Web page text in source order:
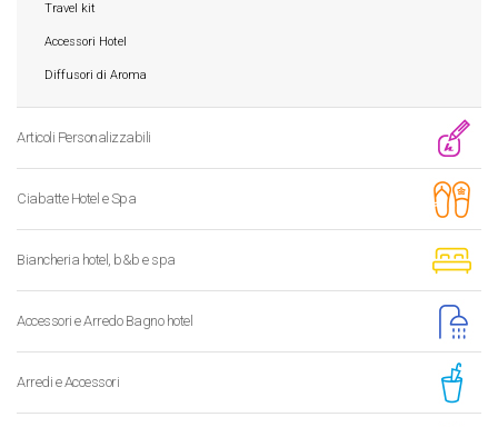
Travel kit
Accessori Hotel
Diffusori di Aroma
Articoli Personalizzabili
Ciabatte Hotel e Spa
Biancheria hotel, b&b e spa
Accessori e Arredo Bagno hotel
Arredi e Accessori